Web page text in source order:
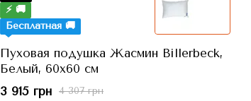
⚡ 🚚
Бесплатная 🚚
Пуховая подушка Жасмин Billerbeck,
Белый, 60x60 см
4 307 грн
3 915 грн